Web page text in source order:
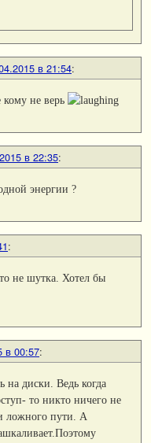
в 21:54:
кому не верь
в 22:35:
энергии ?
:
не шутка. Хотел бы
в 00:57:
на диски. Ведь когда
то никто ничего не
ложного пути. А